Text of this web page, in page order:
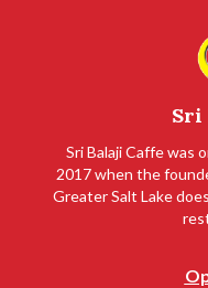
Sri
Sri Balaji Caffe was
2017 when the
Greater Salt Lake